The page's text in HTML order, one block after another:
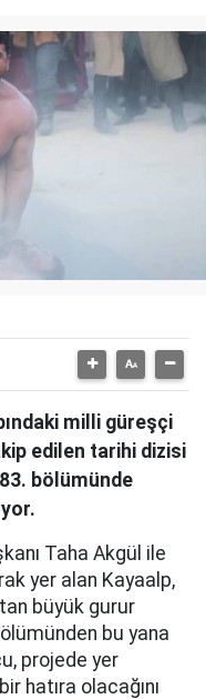
milli güreşçi
edilen tarihi dizisi
bölümünde
Taha Akgül ile
yer alan Kayaalp,
büyük gurur
bu yana
projede yer
hatıra olacağını